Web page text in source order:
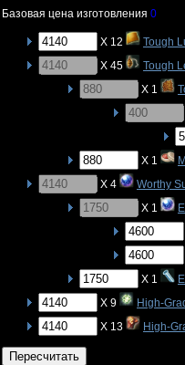
Базовая цена изготовления 0
X 12
Tough
X 45
Tough
X 1
X 1
X 4
Worthy
X 1
X 1
X 9
High-
X 13
High-
Пересчитать